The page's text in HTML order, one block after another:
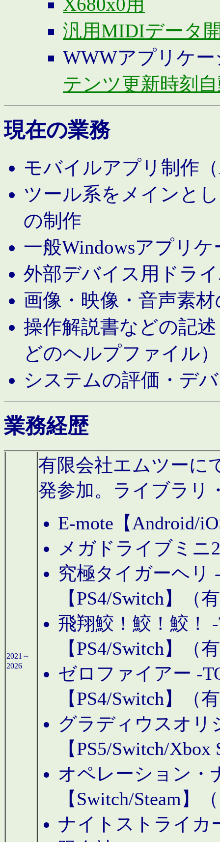
X680x0用
汎用MIDIデータ
WWWアプリケ
テンツ更新時刻
現在の業務
モバイルアプリ制作
ツール系をメインと
の制作
一般Windowsアプリ
外部デバイス用ドラ
画像・映像・音声素
操作解説書などの記
どのヘルプファイル）
システムの評価・デ
業務経歴
2021～
2026
有限会社エムツーに
発参加。ライブラリ
E-mote【Android/
メガドライブミニ
究極タイガーヘリ
【PS4/Switch】（
飛翔鮫！鮫！鮫！
【PS4/Switch】（
ゼロファイアー -
【PS4/Switch】（
グラディウスオリ
【PS5/Switch/
オペレーション・
【Switch/Steam】
ナイトストライカ